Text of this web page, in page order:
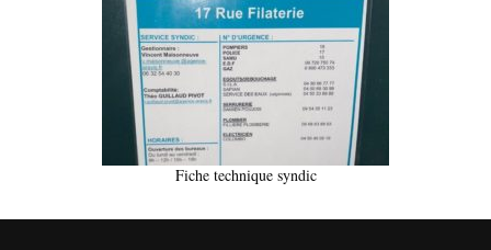
Fiche technique syndic